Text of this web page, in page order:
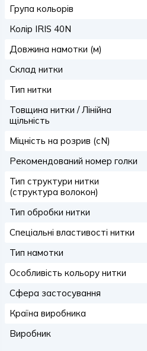
Група кольорів
Колір IRIS 40N
Довжина намотки (м)
Склад нитки
Тип нитки
Товщина нитки / Лінійна
щільність
Міцність на розрив (сN)
Рекомендований номер голки
Тип структури нитки
(структура волокон)
Тип обробки нитки
Спеціальні властивості нитки
Тип намотки
Особливість кольору нитки
Сфера застосування
Країна виробника
Виробник